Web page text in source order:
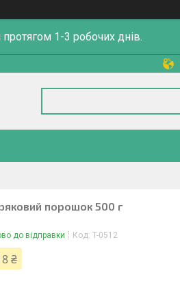
1-3 робочих днів.
порошок 500 г
до відправки Код: T-0512
₴